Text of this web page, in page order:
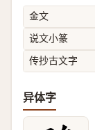
金文
说文小篆
传抄古文字
异体字